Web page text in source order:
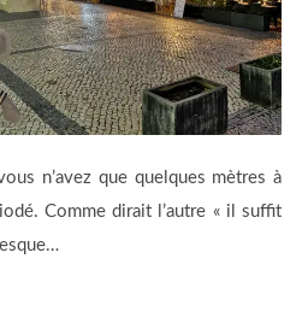
n’avez que quelques mètres à
Comme dirait l’autre « il suffit